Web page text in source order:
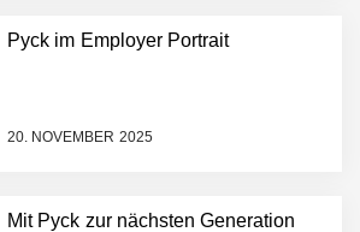
Pyck im Employer Portrait
20. NOVEMBER 2025
Mit Pyck zur nächsten Generation
Entwicklungsprozesse